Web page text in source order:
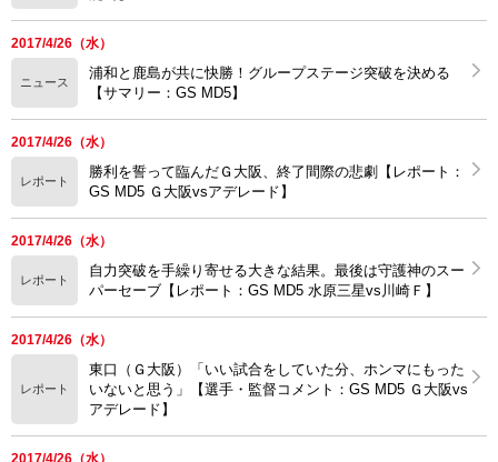
2017/4/26（水）
ニュース
浦和と鹿島が共に快勝！グループステージ突破を決める
【サマリー：GS MD5】
2017/4/26（水）
レポート
勝利を誓って臨んだＧ大阪、終了間際の悲劇【レポート：
GS MD5 Ｇ大阪vsアデレード】
2017/4/26（水）
レポート
自力突破を手繰り寄せる大きな結果。最後は守護神のスー
パーセーブ【レポート：GS MD5 水原三星vs川崎Ｆ】
2017/4/26（水）
レポート
東口（Ｇ大阪）「いい試合をしていた分、ホンマにもった
いないと思う」【選手・監督コメント：GS MD5 Ｇ大阪vs
アデレード】
2017/4/26（水）